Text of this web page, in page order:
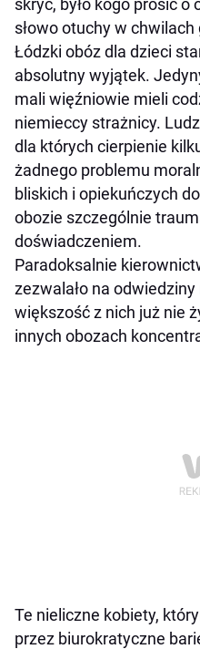
skryć, było kogo prosić
słowo otuchy w chwilach
Łódzki obóz dla dzieci
absolutny wyjątek.
mali więźniowie mieli
niemieccy strażnicy.
dla których cierpienie
żadnego problemu
bliskich i opiekuńczych
obozie szczególnie
doświadczeniem.
Paradoksalnie
zezwalało na
większość z nich już nie
innych obozach
Te nieliczne kobiety,
przez biurokratyczne